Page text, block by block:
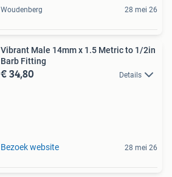
Woudenberg 28 mei 26
Vibrant Male 14mm x 1.5 Metric to 1/2in
Barb Fitting
€ 34,80 Details
Bezoek website 28 mei 26